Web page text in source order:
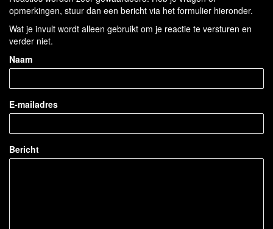
opmerkingen, stuur dan een bericht via het formulier hieronder.
Wat je invult wordt alleen gebruikt om je reactie te versturen en
verder niet.
Naam
E-mailadres
Bericht